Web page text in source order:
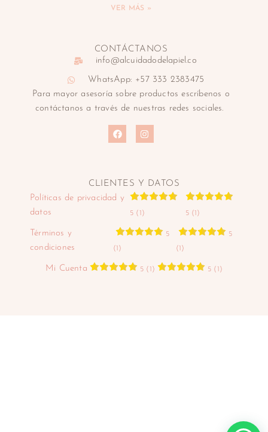
VER MÁS »
CONTÁCTANOS
info@alcuidadodelapiel.co
WhatsApp: +57 333 2383475
Para mayor asesoría sobre productos escríbenos o
contáctanos a través de nuestras redes sociales.
CLIENTES Y DATOS
Políticas de privacidad y
datos
5 (1) 5 (1)
Términos y
condiciones
5
(1)
5
(1)
Mi Cuenta 5 (1) 5 (1)